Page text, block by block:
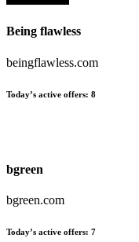
Being flawless
beingflawless.com
Today’s active offers: 8
bgreen
bgreen.com
Today’s active offers: 7